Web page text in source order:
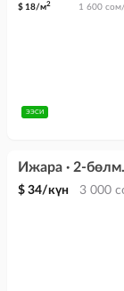
$ 18/м2 1 600
ЭЭСИ
Ижара · 2-
$ 34/күн 3 000